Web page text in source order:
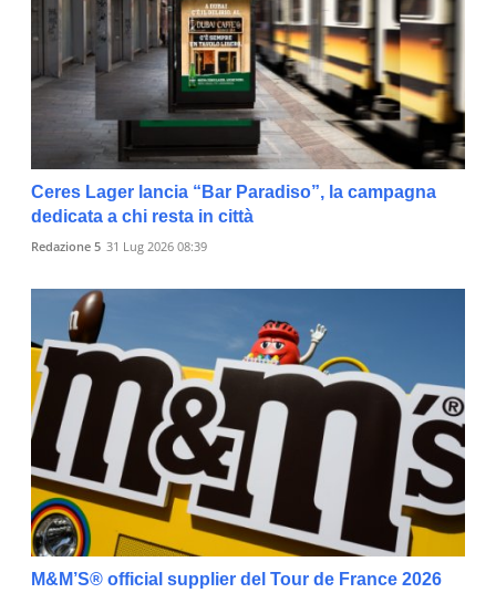
Ceres Lager lancia “Bar Paradiso”, la campagna
dedicata a chi resta in città
Redazione 5 31 Lug 2026 08:39
M&M’S® official supplier del Tour de France 2026